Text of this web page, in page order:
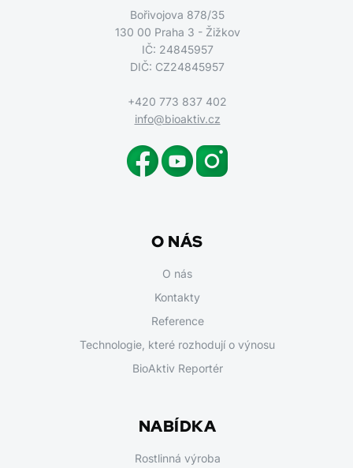
Bořivojova 878/35
130 00 Praha 3 - Žižkov
IČ: 24845957
DIČ: CZ24845957
+420 773 837 402
info@bioaktiv.cz
O NÁS
O nás
Kontakty
Reference
Technologie, které rozhodují o výnosu
BioAktiv Reportér
NABÍDKA
Rostlinná výroba